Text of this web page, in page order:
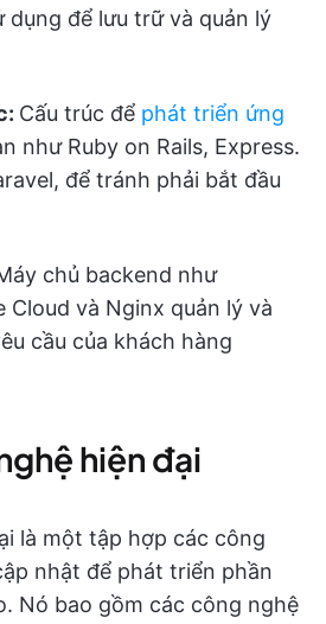
dụng để lưu trữ và quản lý
Cấu trúc để phát triển ứng
như Ruby on Rails, Express.
để tránh phải bắt đầu
chủ backend như
Cloud và Nginx quản lý và
cầu của khách hàng
hiện đại
là một tập hợp các công
nhật để phát triển phần
Nó bao gồm các công nghệ